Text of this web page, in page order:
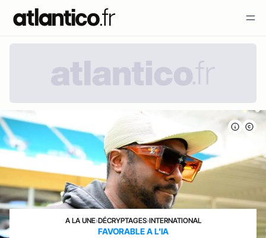
A LA UNE›DÉCRYPTAGES›INTERNATIONAL
FAVORABLE A L'IA